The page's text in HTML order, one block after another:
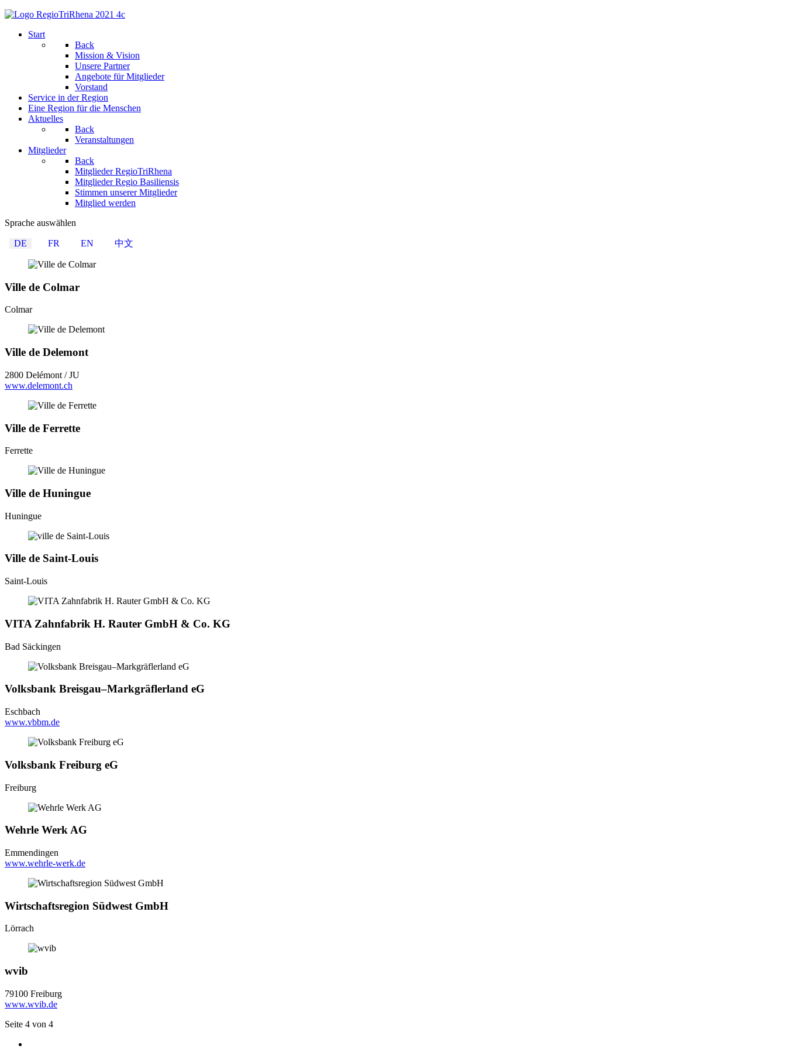
Start
Back
Mission & Vision
Unsere Partner
Angebote für Mitglieder
Vorstand
Service in der Region
Eine Region für die Menschen
Aktuelles
Back
Veranstaltungen
Mitglieder
Back
Mitglieder RegioTriRhena
Mitglieder Regio Basiliensis
Stimmen unserer Mitglieder
Mitglied werden
Sprache auswählen
DE FR EN 中文
Ville de Colmar
Colmar
Ville de Delemont
2800 Delémont / JU
www.delemont.ch
Ville de Ferrette
Ferrette
Ville de Huningue
Huningue
Ville de Saint-Louis
Saint-Louis
VITA Zahnfabrik H. Rauter GmbH & Co. KG
Bad Säckingen
Volksbank Breisgau–Markgräflerland eG
Eschbach
www.vbbm.de
Volksbank Freiburg eG
Freiburg
Wehrle Werk AG
Emmendingen
www.wehrle-werk.de
Wirtschaftsregion Südwest GmbH
Lörrach
wvib
79100 Freiburg
www.wvib.de
Seite 4 von 4